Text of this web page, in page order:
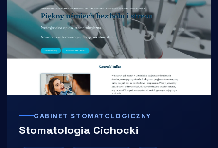
GABINET STOMATOLOGICZNY
Stomatologia Cichocki